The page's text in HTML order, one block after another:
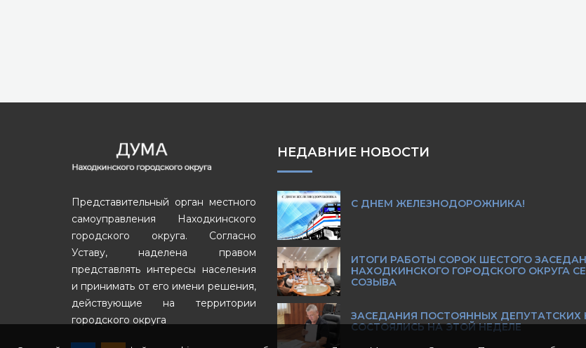
Представительный орган местного
самоуправления Находкинского
городского округа. Согласно
Уставу, наделена правом
представлять интересы населения
и принимать от его имени решения,
действующие на территории
городского округа
НЕДАВНИЕ НОВОСТИ
С ДНЕМ ЖЕЛЕЗНОДОРОЖНИКА!
ИТОГИ РАБОТЫ СОРОК ШЕСТОГО
НАХОДКИНСКОГО ГОРОДСКОГО ОКРУГА
СОЗЫВА
ЗАСЕДАНИЯ ПОСТОЯННЫХ ДЕПУТАТСКИХ
СОСТОЯЛИСЬ НА ЭТОЙ НЕДЕЛЕ